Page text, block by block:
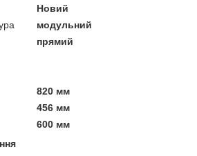
Новий
модульний
прямий
820 мм
456 мм
600 мм